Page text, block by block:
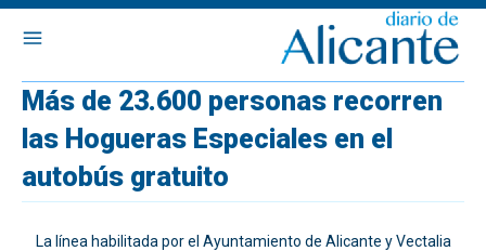
Más de 23.600 personas recorren
las Hogueras Especiales en el
autobús gratuito
La línea habilitada por el Ayuntamiento de Alicante y Vectalia